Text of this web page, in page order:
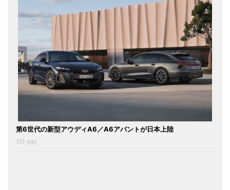
第6世代の新型アウディA6／A6アバントが日本上陸
3日 ago